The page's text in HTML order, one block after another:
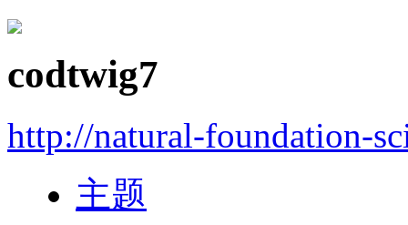
codtwig7
http://natural-foundation-
主题